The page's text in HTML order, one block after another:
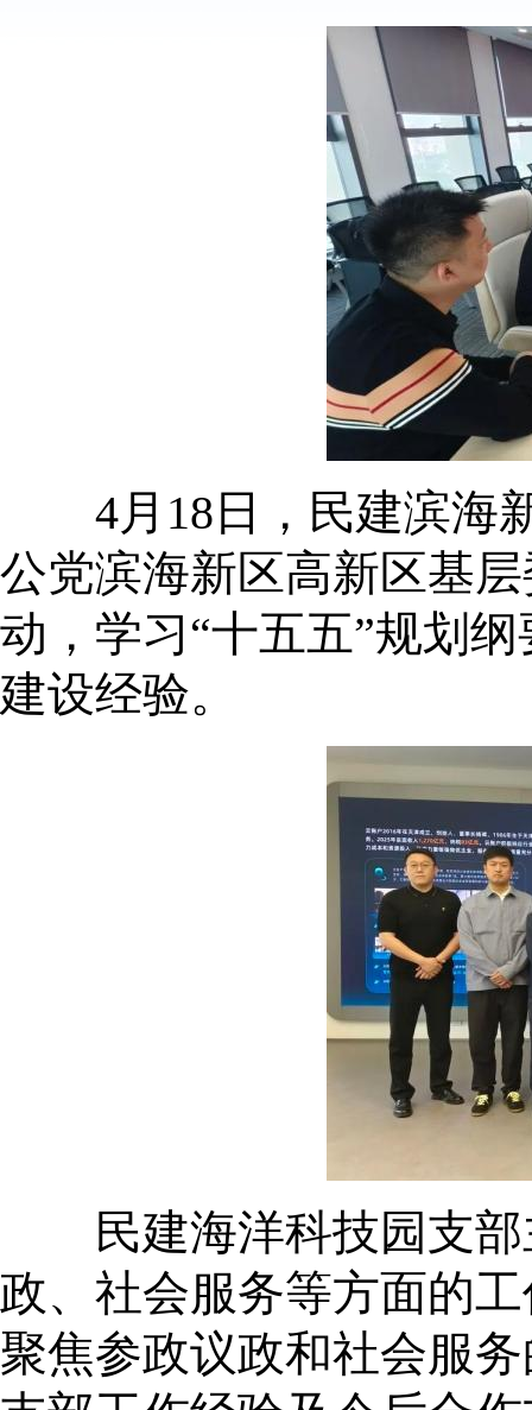
4月18日，民建滨海新
公党滨海新区高新区基
动，学习“十五五”规划
建设经验。
民建海洋科技园支部
政、社会服务等方面的
聚焦参政议政和社会服